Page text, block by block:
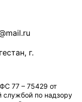
г.
77 – 75429 от
службой по надзору